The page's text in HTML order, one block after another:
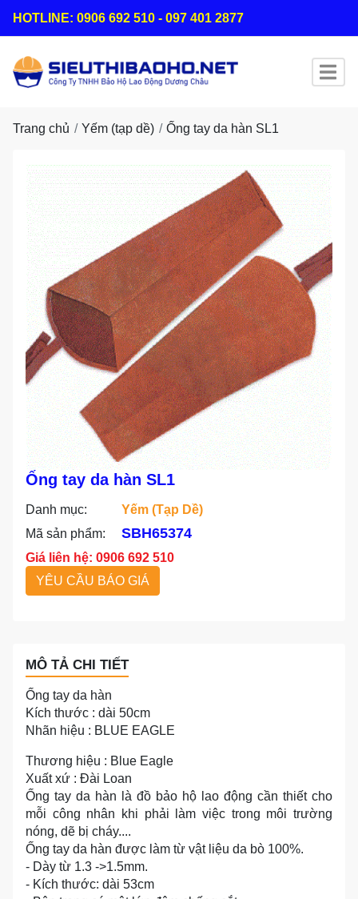
HOTLINE: 0906 692 510 - 097 401 2877
Trang chủ Yếm (tạp dề) Ống tay da hàn SL1
Ống tay da hàn SL1
Danh mục:
Yếm (tạp Dề)
Mã sản phẩm:
SBH65374
Giá liên hệ: 0906 692 510
YÊU CẦU BÁO GIÁ
MÔ TẢ CHI TIẾT
Ống tay da hàn
Kích thước : dài 50cm
Nhãn hiệu : BLUE EAGLE
Thương hiệu : Blue Eagle
Xuất xứ : Đài Loan
Ống tay da hàn là đồ bảo hộ lao động cần thiết cho
mỗi công nhân khi phải làm việc trong môi trường
nóng, dẽ bị cháy....
Ống tay da hàn được làm từ vật liệu da bò 100%.
- Dày từ 1.3 ->1.5mm.
- Kích thước: dài 53cm